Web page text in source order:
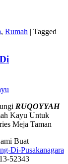
, Rumah | Tagged
RUQOYYAH
Kayu Untuk
Meja Taman
Buat
52343